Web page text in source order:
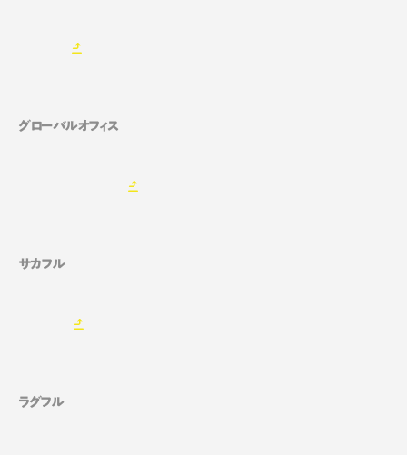
グローバルオフィス
サカフル
ラグフル